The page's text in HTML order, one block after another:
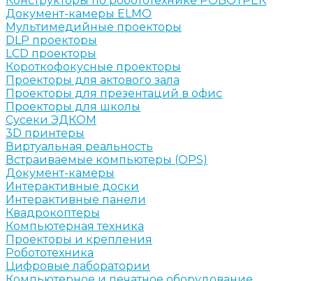
Документ-камеры ELMO
Мультимедийные проекторы
DLP проекторы
LCD проекторы
Короткофокусные проекторы
Проекторы для актового зала
Проекторы для презентаций в офис
Проекторы для школы
Сусеки ЭДКОМ
3D принтеры
Виртуальная реальность
Встраиваемые компьютеры (OPS)
Документ-камеры
Интерактивные доски
Интерактивные панели
Квадрокоптеры
Компьютерная техника
Проекторы и крепления
Робототехника
Цифровые лаборатории